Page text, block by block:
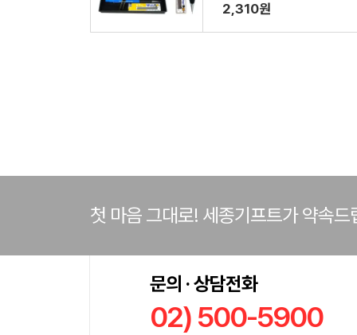
2,310원
첫 마음 그대로! 세종기프트가 약속드
문의 · 상담전화
02) 500-5900